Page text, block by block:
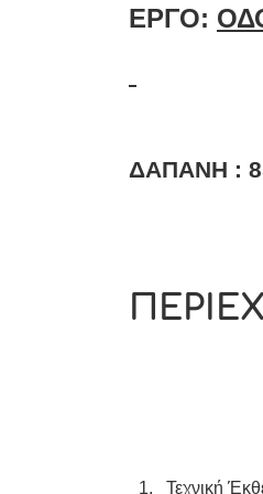
ΕΡΓΟ:
ΔΑΠΑΝΗ :
1. Τεχνική